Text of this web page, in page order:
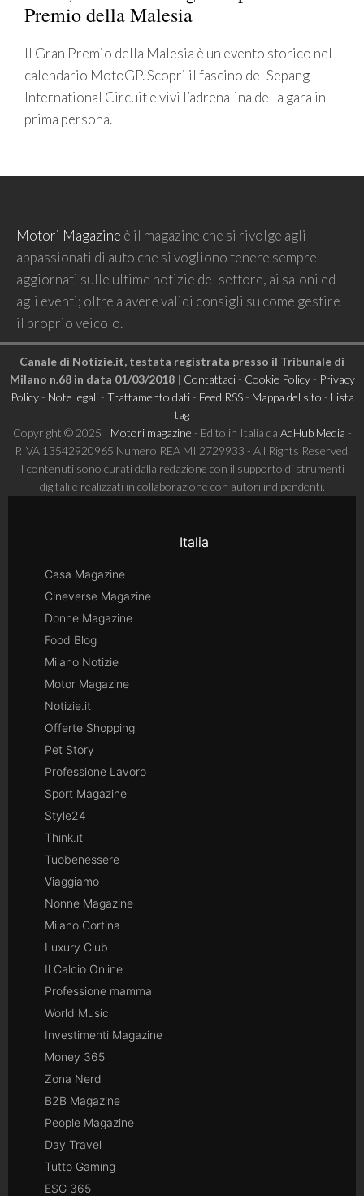
Premio della Malesia
Il Gran Premio della Malesia è un evento storico nel
calendario MotoGP. Scopri il fascino del Sepang
International Circuit e vivi l’adrenalina della gara in
prima persona.
Motori Magazine è il magazine che si rivolge agli
appassionati di auto che si vogliono tenere sempre
aggiornati sulle ultime notizie del settore, ai saloni ed
agli eventi; oltre a avere validi consigli su come gestire
il proprio veicolo.
Canale di Notizie.it, testata registrata presso il Tribunale di
Milano n.68 in data 01/03/2018| Contattaci- Cookie Policy- Privacy
Policy- Note legali- Trattamento dati- Feed RSS- Mappa del sito - Lista
tag
Copyright © 2025 | Motori magazine - Edito in Italia da AdHub Media -
P.IVA 13542920965 Numero REA MI 2729933 - All Rights Reserved.
I contenuti sono curati dalla redazione con il supporto di strumenti
digitali e realizzati in collaborazione con autori indipendenti.
Italia
Casa Magazine
Cineverse Magazine
Donne Magazine
Food Blog
Milano Notizie
Motor Magazine
Notizie.it
Offerte Shopping
Pet Story
Professione Lavoro
Sport Magazine
Style24
Think.it
Tuobenessere
Viaggiamo
Nonne Magazine
Milano Cortina
Luxury Club
Il Calcio Online
Professione mamma
World Music
Investimenti Magazine
Money 365
Zona Nerd
B2B Magazine
People Magazine
Day Travel
Tutto Gaming
ESG 365